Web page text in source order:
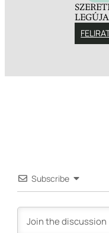
Subscribe